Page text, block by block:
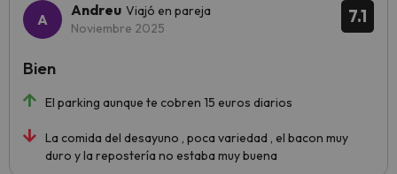
7.1
Andreu Viajó en pareja
Noviembre 2025
El parking aunque te cobren 15 euros diarios
La comida del desayuno , poca variedad , el bacon muy
duro y la repostería no estaba muy buena
Bien